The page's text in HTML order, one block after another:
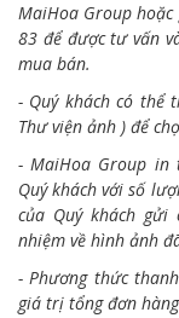
MaiHoa Group
83 để được tư vấn
mua bán.
- Quý khách có thể
Thư viện ảnh ) để
- MaiHoa Group in
Quý khách với số
của Quý khách gửi
nhiệm về hình ảnh
- Phương thức
giá trị tổng đơn